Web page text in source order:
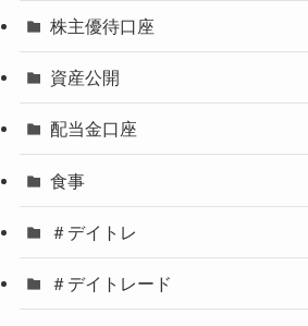
株主優待口座
資産公開
配当金口座
食事
＃デイトレ
＃デイトレード